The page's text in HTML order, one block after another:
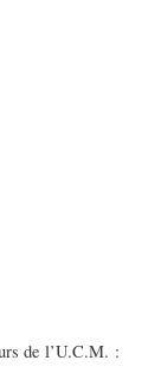
de l’U.C.M. :